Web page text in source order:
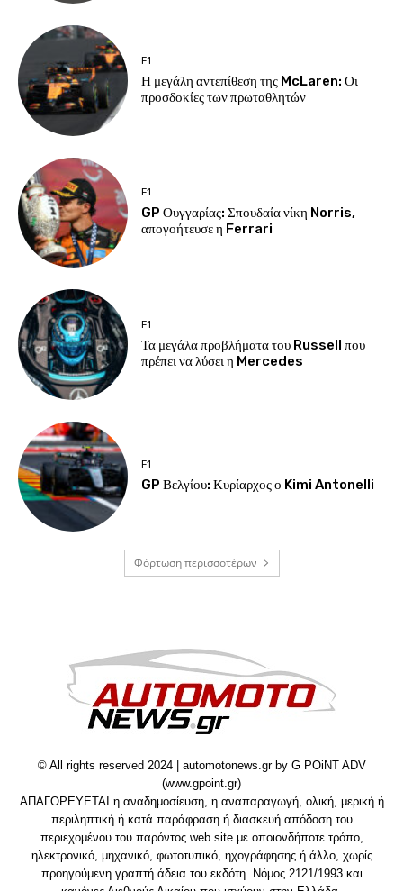
F1
Η μεγάλη αντεπίθεση της McLaren: Οι
προσδοκίες των πρωταθλητών
F1
GP Ουγγαρίας: Σπουδαία νίκη Norris,
απογοήτευσε η Ferrari
F1
Τα μεγάλα προβλήματα του Russell που
πρέπει να λύσει η Mercedes
F1
GP Βελγίου: Κυρίαρχος ο Kimi Antonelli
Φόρτωση περισσοτέρων
© All rights reserved 2024 | automotonews.gr by G POiNT ADV
(www.gpoint.gr)
ΑΠΑΓΟΡΕΥΕΤΑΙ η αναδημοσίευση, η αναπαραγωγή, ολική, μερική ή
περιληπτική ή κατά παράφραση ή διασκευή απόδοση του
περιεχομένου του παρόντος web site με οποιονδήποτε τρόπο,
ηλεκτρονικό, μηχανικό, φωτοτυπικό, ηχογράφησης ή άλλο, χωρίς
προηγούμενη γραπτή άδεια του εκδότη. Νόμος 2121/1993 και